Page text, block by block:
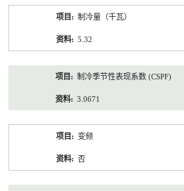
制冷量（千瓦）
5.32
制冷季节性表现系数 (CSPF)
3.0671
变频
否